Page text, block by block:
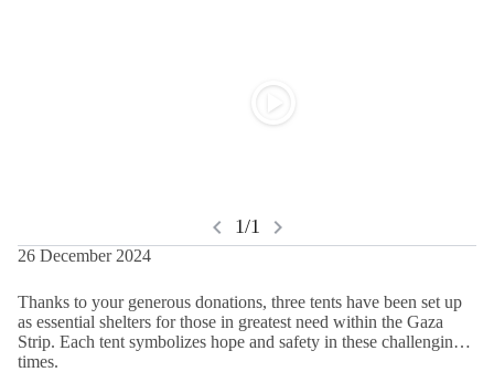
chevron_left 1/1 chevron_right
26 December 2024
Thanks to your generous donations, three tents have been set up
as essential shelters for those in greatest need within the Gaza
Strip. Each tent symbolizes hope and safety in these challenging
times.